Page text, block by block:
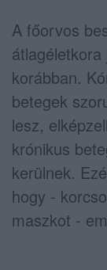
A főorvos
korábban.
betegek
lesz,
krónikus
kerülnek.
hogy -
maszkot -